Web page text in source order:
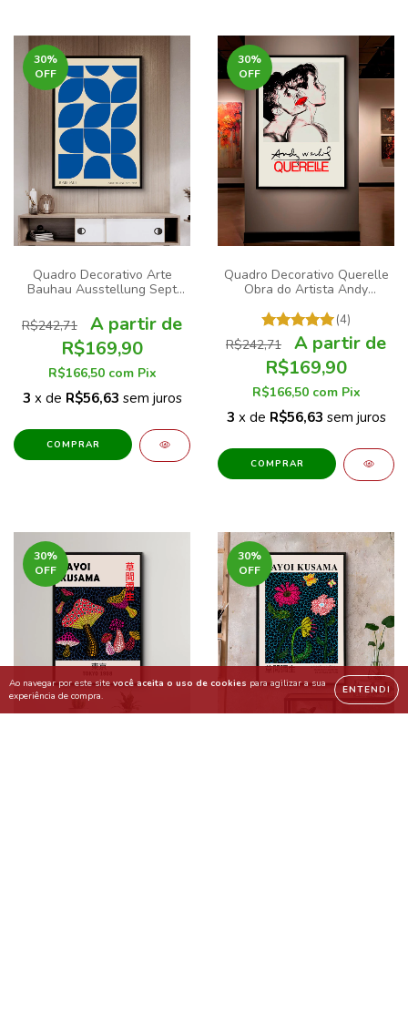
Ao navegar por este site você aceita o uso de cookies para agilizar a sua
experiência de compra.
ENTENDI
30%
OFF
Quadro Decorativo Arte
Bauhau Ausstellung Sept
R$242,71
R$169,90
R$166,50 com Pix
3 x de R$56,63 sem juros
COMPRAR
30%
OFF
Quadro Decorativo Querelle
Obra do Artista Andy
(4)
R$242,71
R$169,90
R$166,50 com Pix
3 x de R$56,63 sem juros
COMPRAR
30%
OFF
30%
OFF